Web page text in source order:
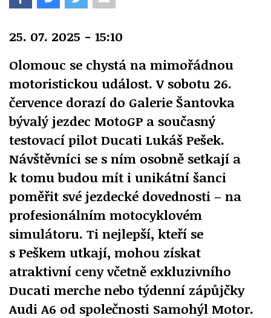
25. 07. 2025 - 15:10
Olomouc se chystá na mimořádnou
motoristickou událost. V sobotu 26.
července dorazí do Galerie Šantovka
bývalý jezdec MotoGP a současný
testovací pilot Ducati Lukáš Pešek.
Návštěvníci se s ním osobně setkají a
k tomu budou mít i unikátní šanci
poměřit své jezdecké dovednosti – na
profesionálním motocyklovém
simulátoru. Ti nejlepší, kteří se
s Peškem utkají, mohou získat
atraktivní ceny včetně exkluzivního
Ducati merche nebo týdenní zápůjčky
Audi A6 od společnosti Samohýl Motor.